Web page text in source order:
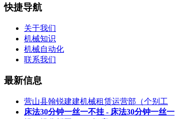
快捷导航
关于我们
机械知识
机械自动化
联系我们
最新信息
营山县翰锐建建机械租赁运营部（个别工
床法30分钟一丝一不挂 - 床法30分钟一丝一